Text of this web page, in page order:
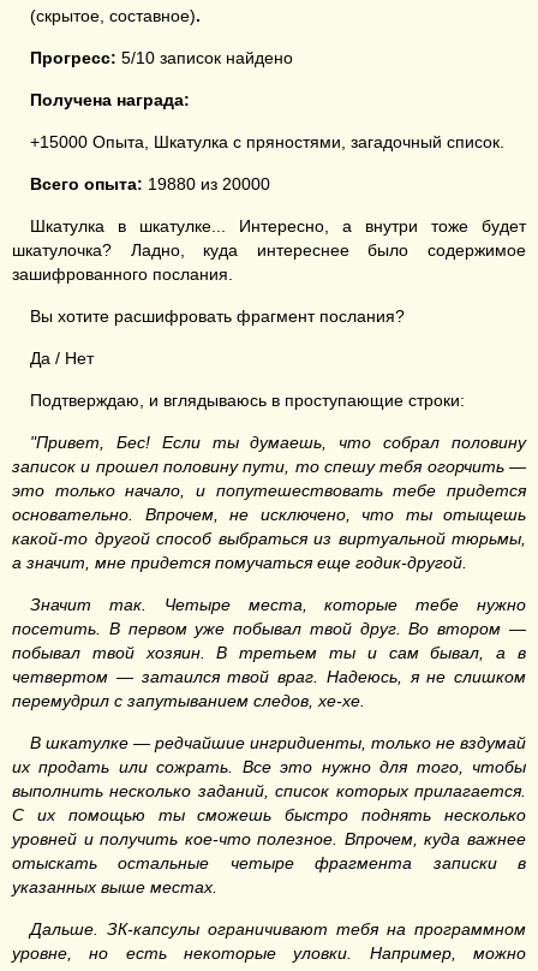
(скрытое, составное).
Прогресс: 5/10 записок найдено
Получена награда:
+15000 Опыта, Шкатулка с пряностями, загадочный список.
Всего опыта: 19880 из 20000
Шкатулка в шкатулке... Интересно, а внутри тоже будет
шкатулочка? Ладно, куда интереснее было содержимое
зашифрованного послания.
Вы хотите расшифровать фрагмент послания?
Да / Нет
Подтверждаю, и вглядываюсь в проступающие строки:
"Привет, Бес! Если ты думаешь, что собрал половину
записок и прошел половину пути, то спешу тебя огорчить —
это только начало, и попутешествовать тебе придется
основательно. Впрочем, не исключено, что ты отыщешь
какой-то другой способ выбраться из виртуальной тюрьмы,
а значит, мне придется помучаться еще годик-другой.
Значит так. Четыре места, которые тебе нужно
посетить. В первом уже побывал твой друг. Во втором —
побывал твой хозяин. В третьем ты и сам бывал, а в
четвертом — затаился твой враг. Надеюсь, я не слишком
перемудрил с запутыванием следов, хе-хе.
В шкатулке — редчайшие ингридиенты, только не вздумай
их продать или сожрать. Все это нужно для того, чтобы
выполнить несколько заданий, список которых прилагается.
С их помощью ты сможешь быстро поднять несколько
уровней и получить кое-что полезное. Впрочем, куда важнее
отыскать остальные четыре фрагмента записки в
указанных выше местах.
Дальше. ЗК-капсулы ограничивают тебя на программном
уровне, но есть некоторые уловки.
Например, можно